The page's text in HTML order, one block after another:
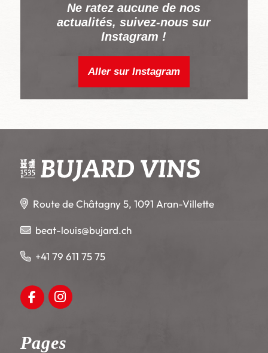
Ne ratez aucune de nos
actualités, suivez-nous sur
Instagram !
Aller sur Instagram
Route de Châtagny 5, 1091 Aran-Villette
beat-louis@bujard.ch
+41 79 611 75 75
Facebook
Pages